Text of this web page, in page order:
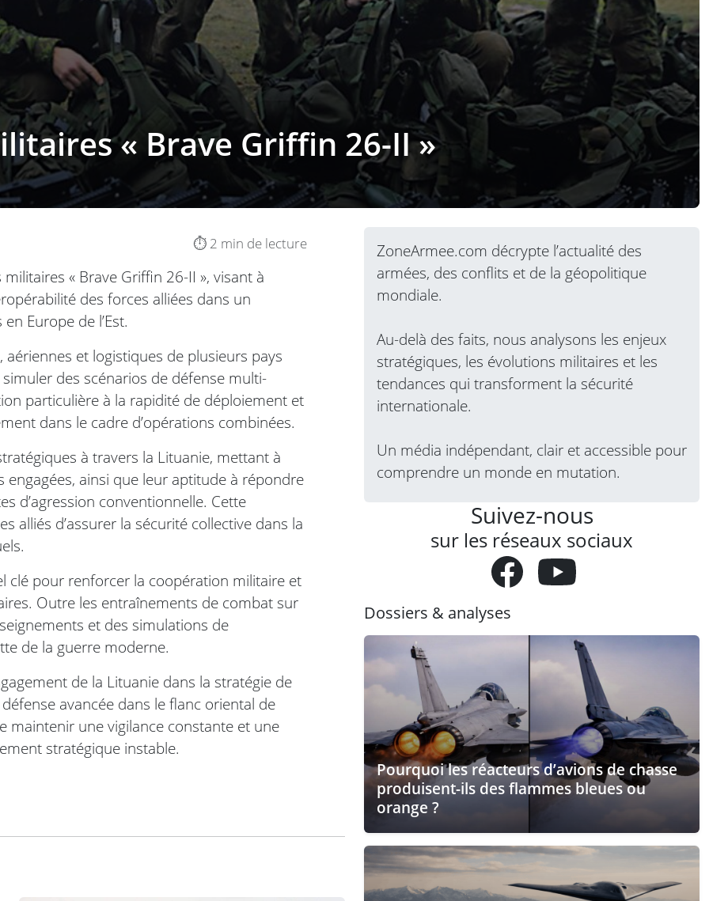
« Brave Griffin 26-II »
⏱️ 2 min de lecture
« Brave Griffin 26-II », visant à
des forces alliées dans un
Europe de l’Est.
et logistiques de plusieurs pays
des scénarios de défense multi-
particulière à la rapidité de déploiement et
dans le cadre d’opérations combinées.
à travers la Lituanie, mettant à
engagées, ainsi que leur aptitude à répondre
d’agression conventionnelle. Cette
alliés d’assurer la sécurité collective dans la
clé pour renforcer la coopération militaire et
Outre les entraînements de combat sur
et des simulations de
de la guerre moderne.
de la Lituanie dans la stratégie de
avancée dans le flanc oriental de
maintenir une vigilance constante et une
stratégique instable.
ZoneArmee.com décrypte l’actualité des
armées, des conflits et de la géopolitique
mondiale.
Au-delà des faits, nous analysons les enjeux
stratégiques, les évolutions militaires et les
tendances qui transforment la sécurité
internationale.
Un média indépendant, clair et accessible pour
comprendre un monde en mutation.
Suivez-nous
sur les réseaux sociaux
Dossiers & analyses
Pourquoi les réacteurs d’avions de chasse
produisent-ils des flammes bleues ou
orange ?